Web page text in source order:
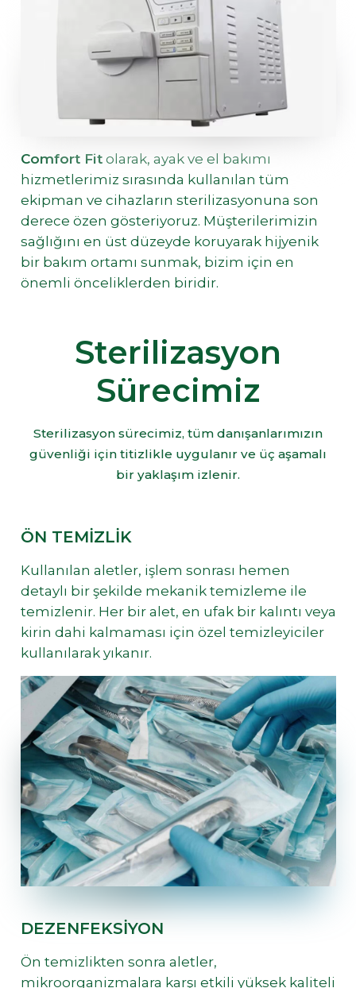
Comfort Fitolarak, ayak ve el bakımı
hizmetlerimiz sırasında kullanılan tüm
ekipman ve cihazların sterilizasyonuna son
derece özen gösteriyoruz. Müşterilerimizin
sağlığını en üst düzeyde koruyarak hijyenik
bir bakım ortamı sunmak, bizim için en
önemli önceliklerden biridir.
Sterilizasyon
Sürecimiz
Sterilizasyon sürecimiz, tüm danışanlarımızın
güvenliği için titizlikle uygulanır ve üç aşamalı
bir yaklaşım izlenir.
ÖN TEMIZLIK
Kullanılan aletler, işlem sonrası hemen
detaylı bir şekilde mekanik temizleme ile
temizlenir. Her bir alet, en ufak bir kalıntı veya
kirin dahi kalmaması için özel temizleyiciler
kullanılarak yıkanır.
DEZENFEKSIYON
Ön temizlikten sonra aletler,
mikroorganizmalara karşı etkili yüksek kaliteli